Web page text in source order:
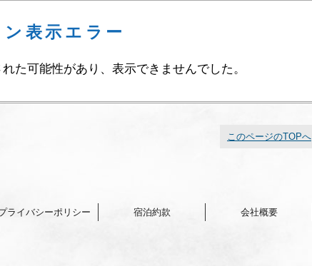
ン表示エラー
た可能性があり、表示できませんでした。
このページのTOPへ
ライバシーポリシー 宿泊約款 会社概要